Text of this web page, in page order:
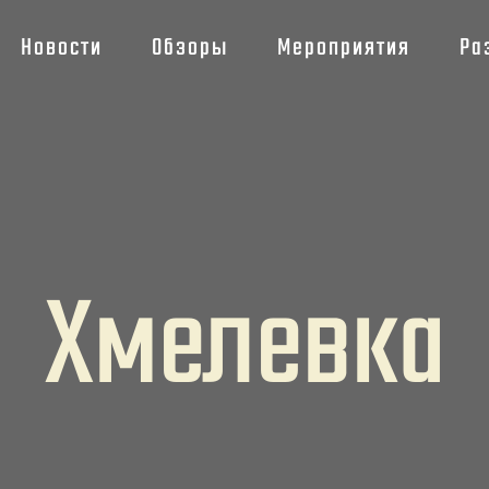
Новости Обзоры Мероприятия
Хмелевка